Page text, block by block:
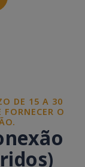
DE 15 A 30
O